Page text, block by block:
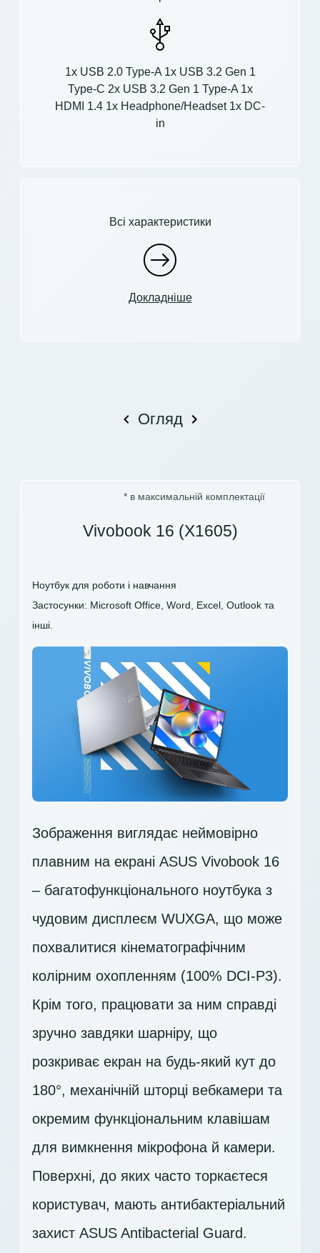
1x USB 2.0 Type-A 1x USB 3.2 Gen 1
Type-C 2x USB 3.2 Gen 1 Type-A 1x
HDMI 1.4 1x Headphone/Headset 1x DC-
in
Всі характеристики
Докладніше
Огляд
* в максимальній комплектації
Vivobook 16 (X1605)
Ноутбук для роботи і навчання
Застосунки: Microsoft Office, Word, Excel, Outlook та
інші.
Зображення виглядає неймовірно
плавним на екрані ASUS Vivobook 16
– багатофункціонального ноутбука з
чудовим дисплеєм WUXGA, що може
похвалитися кінематографічним
колірним охопленням (100% DCI-P3).
Крім того, працювати за ним справді
зручно завдяки шарніру, що
розкриває екран на будь-який кут до
180°, механічній шторці вебкамери та
окремим функціональним клавішам
для вимкнення мікрофона й камери.
Поверхні, до яких часто торкаєтеся
користувач, мають антибактеріальний
захист ASUS Antibacterial Guard.